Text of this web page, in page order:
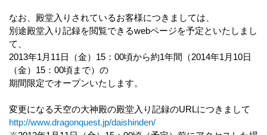
なお、殿堂入りされているお客様につきましては、
別途殿堂入り記録を閲覧できるwebページを予定といたしまし
て、
2013年1月11日（金）15：00頃から約1年間（2014年1月10日
（金）15：00頃まで）の
期間限定でオープンいたします。
変更になる天空の大神殿の殿堂入り記録のURLにつきまして
http://www.dragonquest.jp/daishinden/